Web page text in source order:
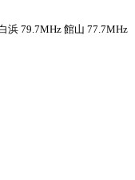
浜 79.7MHz 館山 77.7MHz